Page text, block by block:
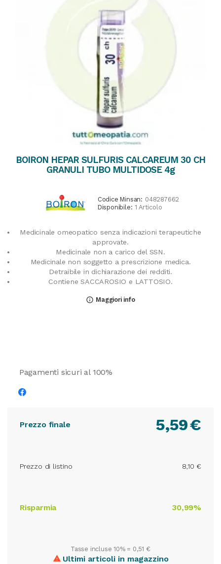
BOIRON HEPAR SULFURIS CALCAREUM 30 CH
GRANULI TUBO MULTIDOSE 4g
Codice Minsan: 048287662
Disponibile: 1 Articolo
Medicinale omeopatico senza indicazioni terapeutiche
approvate.
Medicinale non a carico del SSN.
Medicinale non soggetto a prescrizione medica.
Detraibile in dichiarazione dei redditi.
Contiene SACCAROSIO e LATTOSIO.
info_outline Maggiori info
Pagamenti sicuri al 100%
Prezzo finale €
5,59
Prezzo di listino 8,10 €
Risparmia 30,99%
Tasse incluse 10% = 0,51 €
 Ultimi articoli in magazzino